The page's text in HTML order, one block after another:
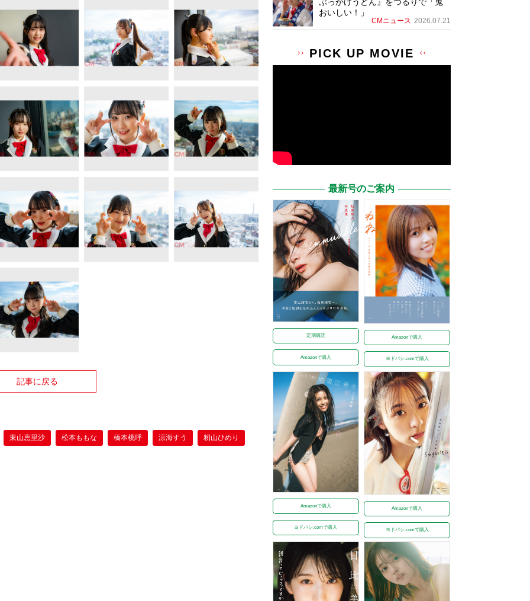
記事に戻る
東山恵里沙 松本ももな 橋本桃呼 涼海すう 籾山ひめり
おいしい！」
CMニュース 2026.07.21
PICK UP MOVIE
最新号のご案内
定期購読
Amazonで購入
Amazonで購入
ヨドバシ.comで購入
Amazonで購入
ヨドバシ.comで購入
Amazonで購入
ヨドバシ.comで購入